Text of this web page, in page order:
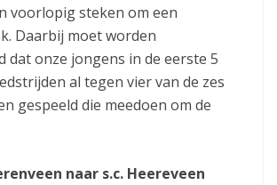
voorlopig steken om een
Daarbij moet worden
dat onze jongens in de eerste 5
al tegen vier van de zes
gespeeld die meedoen om de
naar s.c. Heereveen